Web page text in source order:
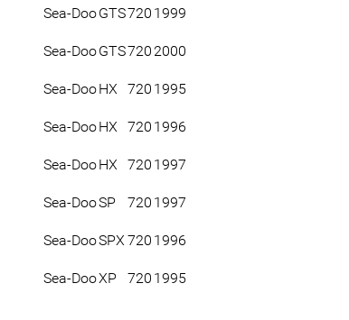
Sea-DooGTS720 1999
Sea-DooGTS720 2000
Sea-DooHX 720 1995
Sea-DooHX 720 1996
Sea-DooHX 720 1997
Sea-DooSP 720 1997
Sea-DooSPX720 1996
Sea-DooXP 720 1995